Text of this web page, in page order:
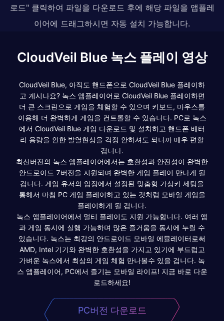
로드" 클릭하여 파일을 다운로드 후에 해당 파일을 앱플레
이어에 드래그하시면 자동 설치 가능합니다.
CloudVeil Blue 녹스 플레이 영상
CloudVeil Blue, 아직도 핸드폰으로 CloudVeil Blue 플레이하
고 계시나요? 녹스 앱플레이어로 CloudVeil Blue 플레이하면
더 큰 스크린으로 게임을 체험할 수 있으며 키보드, 마우스를
이용해 더 완벽하게 게임을 컨트롤할 수 있습니다. PC로 녹스
에서 CloudVeil Blue 게임 다운로드 및 설치하고 핸드폰 배터
리 용량을 인한 발열현상을 걱정 안하셔도 되니까 매우 편할
겁니다.
최신버전의 녹스 앱플레이어에서는 호환성과 안전성이 완벽한
안드로이드 7버전을 지원되며 완벽한 게임 플레이 만나게 될
겁니다. 게임 유저의 입장에서 설정된 맞춤형 가상키 세팅을
통해서 마침 PC 게임 플레이하고 있는 것처럼 모바일 게임을
플레이하게 될 겁니다.
녹스 앱플레이어에서 멀티 플레이도 지원 가능합니다. 여러 앱
과 게임 동시에 실행 가능하며 많은 즐거움을 동시에 누릴 수
있습니다. 녹스는 최강의 안드로이드 모바일 에뮬레이터로써
AMD, Intel 기기와 완벽한 호환성을 가지고 있기에 부드럽고
가벼운 녹스에서 최상의 게임 체험 만나볼수 있을 겁니다. 녹
스 앱플레이어, PC에서 즐기는 모바일 라이프! 지금 바로 다운
로드하세요!
PC버전 다운로드